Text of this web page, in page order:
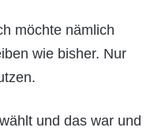
möchte nämlich
wie bisher. Nur
und das war und